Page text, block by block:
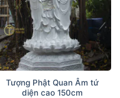
Tượng Phật Quan Âm tứ
diện cao 150cm